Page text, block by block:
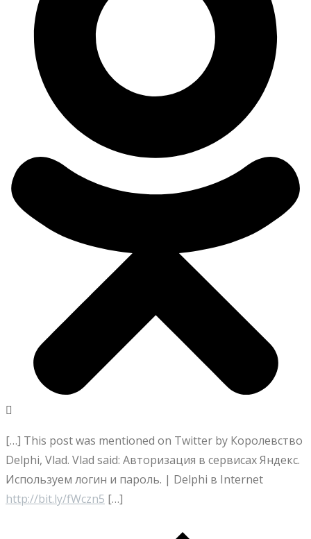
[…] This post was mentioned on Twitter by Королевство
Delphi, Vlad. Vlad said: Авторизация в сервисах Яндекс.
Используем логин и пароль. | Delphi в Internet
http://bit.ly/fWczn5 […]